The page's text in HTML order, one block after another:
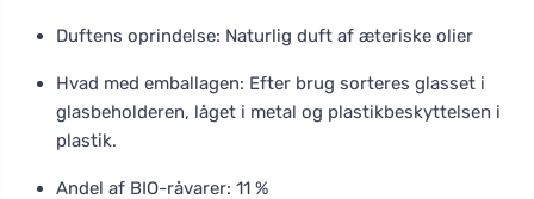
Duftens oprindelse: Naturlig duft af æteriske olier
Hvad med emballagen: Efter brug sorteres glasset i
glasbeholderen, låget i metal og plastikbeskyttelsen i
plastik.
Andel af BIO-råvarer: 11 %